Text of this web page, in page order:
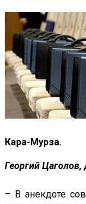
Кара-Мурза.
Георгий
– В анекдоте